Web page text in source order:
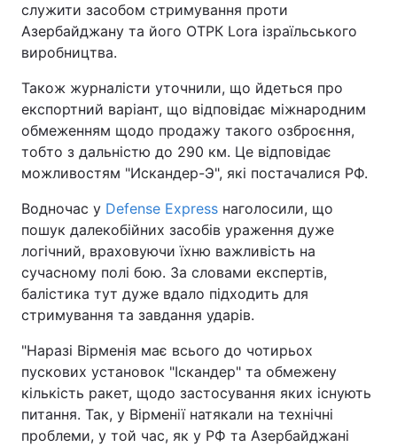
служити засобом стримування проти
Азербайджану та його ОТРК Lora ізраїльського
виробництва.
Також журналісти уточнили, що йдеться про
експортний варіант, що відповідає міжнародним
обмеженням щодо продажу такого озброєння,
тобто з дальністю до 290 км. Це відповідає
можливостям "Искандер-Э", які постачалися РФ.
Водночас у Defense Express наголосили, що
пошук далекобійних засобів ураження дуже
логічний, враховуючи їхню важливість на
сучасному полі бою. За словами експертів,
балістика тут дуже вдало підходить для
стримування та завдання ударів.
"Наразі Вірменія має всього до чотирьох
пускових установок "Іскандер" та обмежену
кількість ракет, щодо застосування яких існують
питання. Так, у Вірменії натякали на технічні
проблеми, у той час, як у РФ та Азербайджані